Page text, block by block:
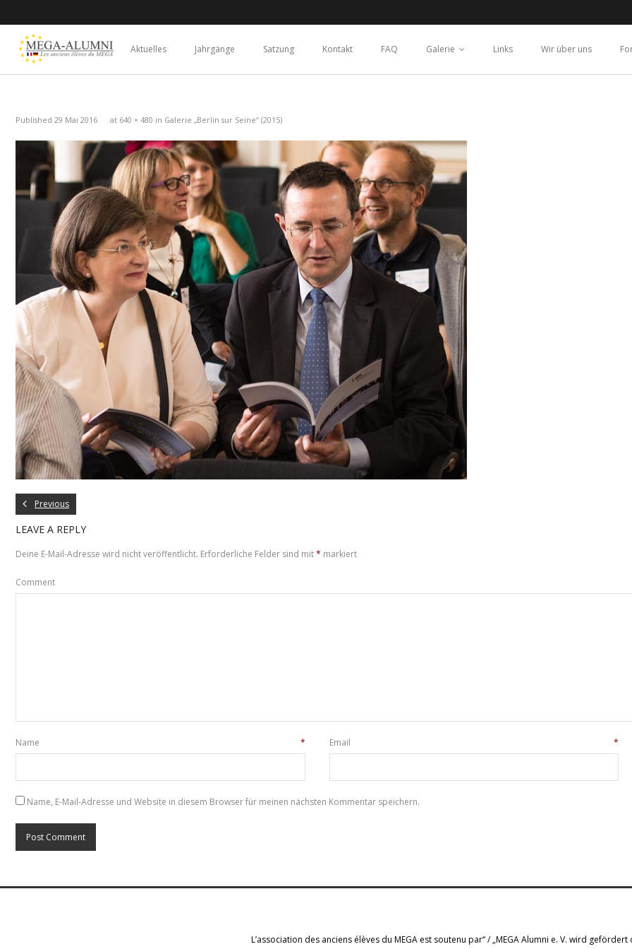
Aktuelles Jahrgänge Satzung Kontakt FAQ Galerie Links Wir über uns
Published 29 Mai 2016 at 640 × 480 in Galerie „Berlin sur Seine“ (2015)
Previous
LEAVE A REPLY
Deine E-Mail-Adresse wird nicht veröffentlicht. Erforderliche Felder sind mit* markiert
Comment
Name * Email*
Name, E-Mail-Adresse und Website in diesem Browser für meinen nächsten Kommentar speichern.
L’association des anciens élèves du MEGA est soutenu par“ / „MEGA Alumni e. V. wird gefördert